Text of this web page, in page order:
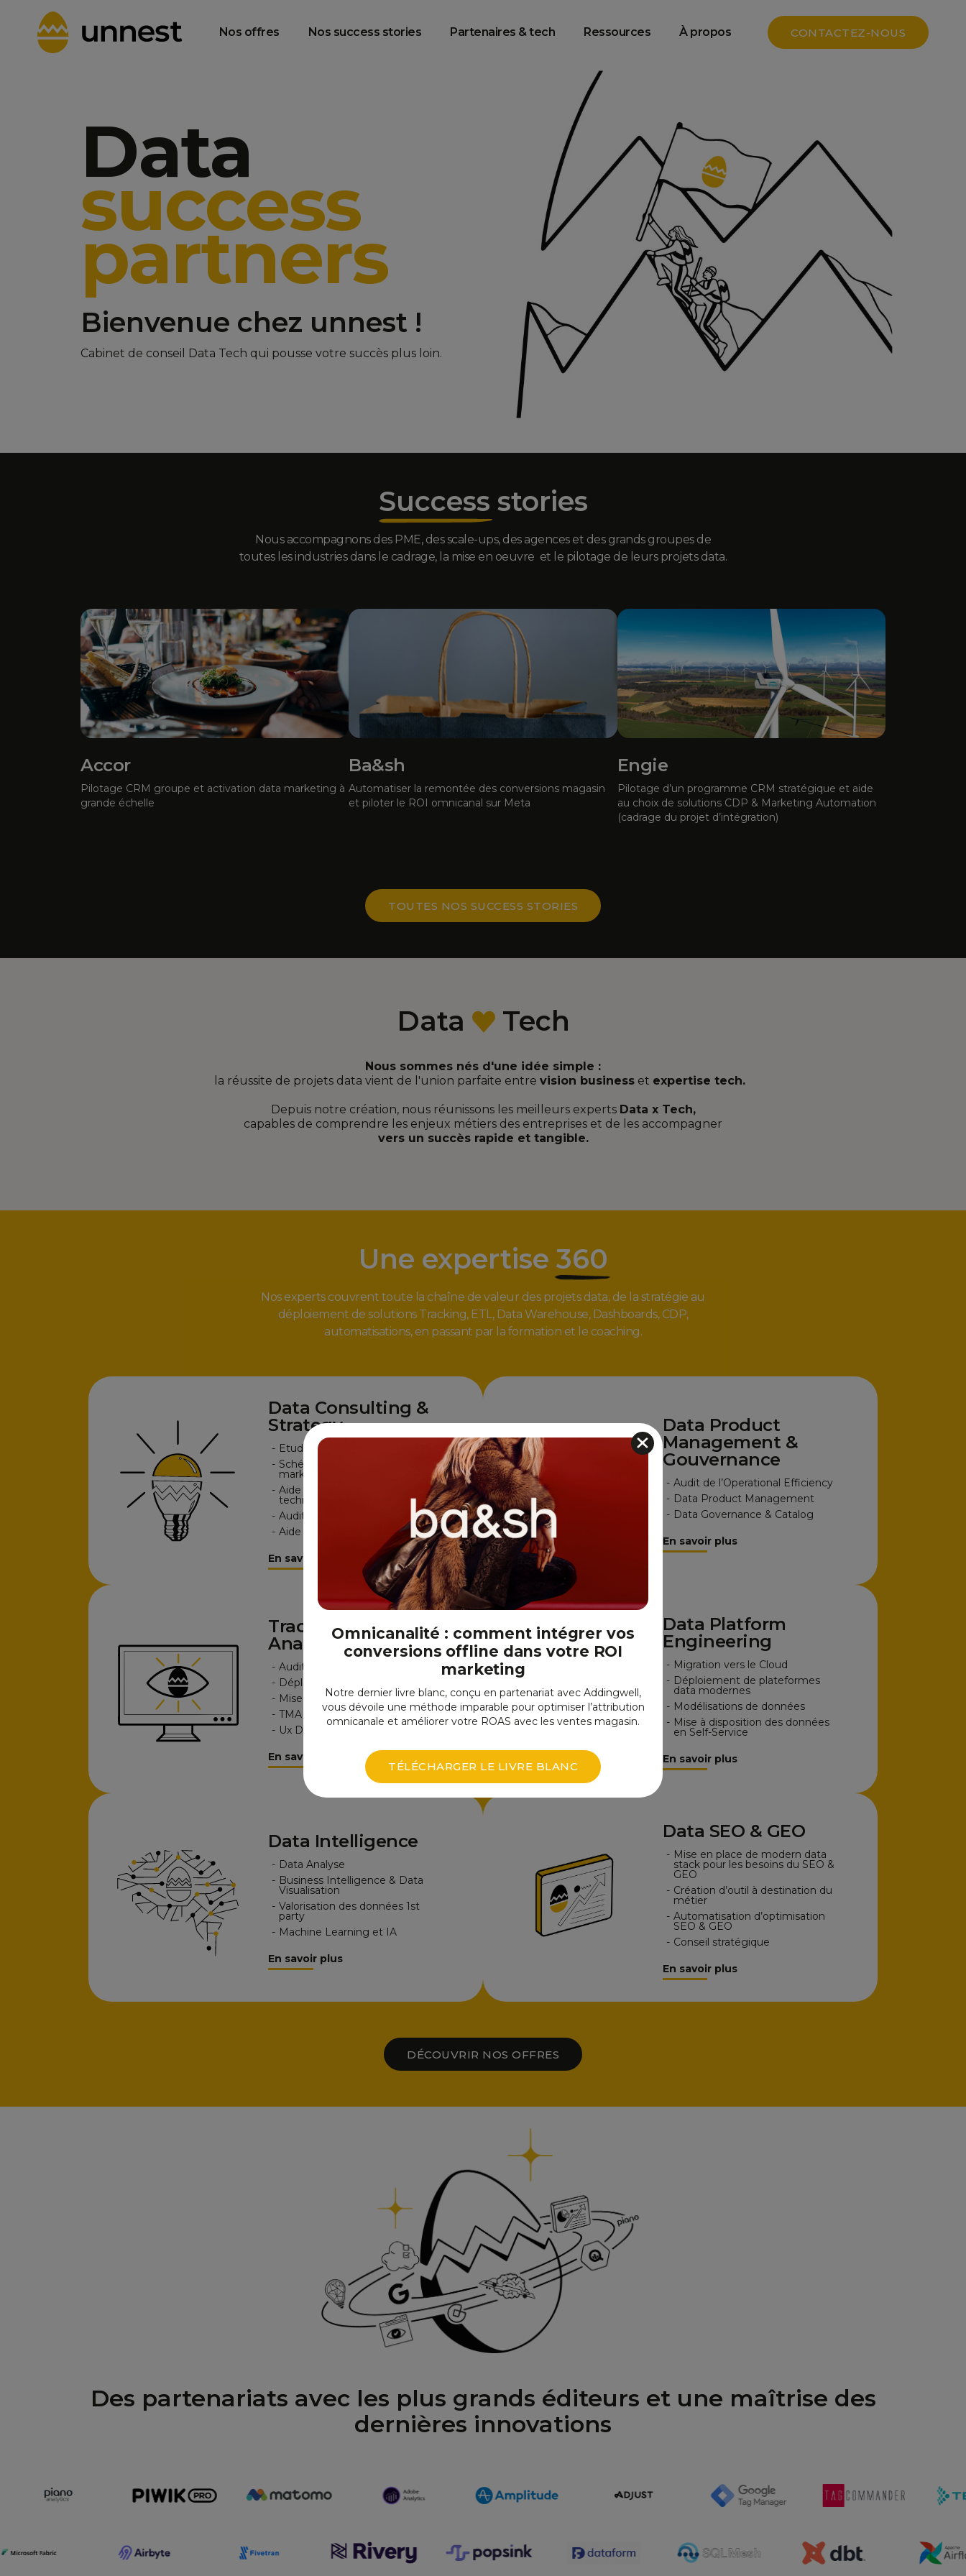
Nos offres Nos success stories Partenaires & tech Ressources À propos CONTACTEZ-NOUS
Gouvernance
Data
success
partners
Bienvenue chez unnest !
Cabinet de conseil Data Tech qui pousse votre succès plus loin.
Success stories
Nous accompagnons des PME, des scale-ups, des agences et des grands groupes de
toutes les industries dans le cadrage, la mise en oeuvre et le pilotage de leurs projets data.
Accor
Pilotage CRM groupe et activation data marketing à
grande échelle
Ba&sh
Automatiser la remontée des conversions magasin
et piloter le ROI omnicanal sur Meta
Engie
Pilotage d’un programme CRM stratégique et aide
au choix de solutions CDP & Marketing Automation
(cadrage du projet d’intégration)
TOUTES NOS SUCCESS STORIES
Data Tech
Nous sommes nés d'une idée simple :
la réussite de projets data vient de l'union parfaite entre vision businesset expertise tech.
Depuis notre création, nous réunissons les meilleurs experts Data x Tech,
capables de comprendre les enjeux métiers des entreprises et de les accompagner
vers un succès rapide et tangible.
Une expertise 360
Nos experts couvrent toute la chaîne de valeur des projets data, de la stratégie au
déploiement de solutions Tracking, ETL, Data Warehouse, Dashboards, CDP,
automatisations, en passant par la formation et le coaching.
Data Consulting &
Strategy
- Etudes stratégiques
- Schéma directeur data
marketing
- Aide au choix de solutions
technologiques
- Audit et cadrage d'initiatives
- Aide au déploiement
En savoir plus
Data Product
Management &
Gouvernance
- Audit de l’Operational Efficiency
- Data Product Management
- Data Governance & Catalog
En savoir plus
Tracking & Web
Analytics
- Audit et cadrage Analytics
- Déploiement et maintenance
- Mise en conformité
- TMA & formation
- Ux Data (CRO)
En savoir plus
Data Platform
Engineering
- Migration vers le Cloud
- Déploiement de plateformes
data modernes
- Modélisations de données
- Mise à disposition des données
en Self-Service
En savoir plus
Data Intelligence
- Data Analyse
- Business Intelligence & Data
Visualisation
- Valorisation des données 1st
party
- Machine Learning et IA
En savoir plus
Data SEO & GEO
- Mise en place de modern data
stack pour les besoins du SEO &
GEO
- Création d’outil à destination du
métier
- Automatisation d’optimisation
SEO & GEO
- Conseil stratégique
En savoir plus
DÉCOUVRIR NOS OFFRES
Des partenariats avec les plus grands éditeurs et une maîtrise des
dernières innovations
Omnicanalité : comment intégrer vos
conversions offline dans votre ROI
marketing
Notre dernier livre blanc, conçu en partenariat avec Addingwell,
vous dévoile une méthode imparable pour optimiser l’attribution
omnicanale et améliorer votre ROAS avec les ventes magasin.
TÉLÉCHARGER LE LIVRE BLANC